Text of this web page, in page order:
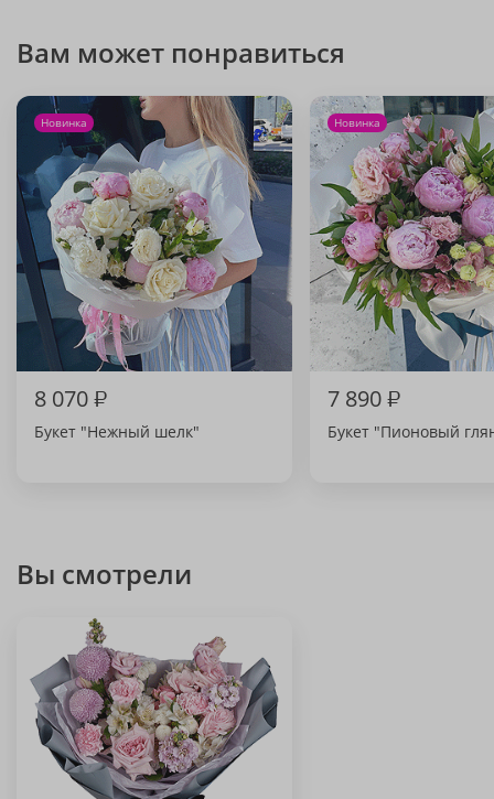
Вам может понравиться
Новинка
8 070₽
Букет "Нежный шелк"
Новинка
7 890₽
Букет "Пионовый
Вы смотрели